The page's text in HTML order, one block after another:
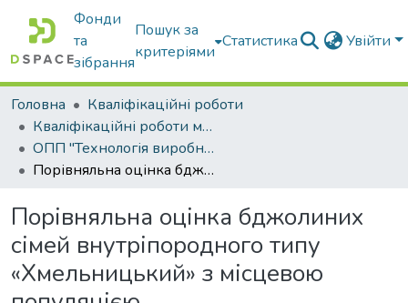
Фонди
та
зібрання
Пошук за
критеріями
Статистика Увійти
Головна
Кваліфікаційні роботи
Кваліфікаційні роботи магістрів
ОПП "Технологія виробництва і переробки продукції тваринництва"
Порівняльна оцінка бджолиних сімей внутріпородного типу «Хмельницький» з місцевою популяцією
Порівняльна оцінка бджолиних
сімей внутріпородного типу
«Хмельницький» з місцевою